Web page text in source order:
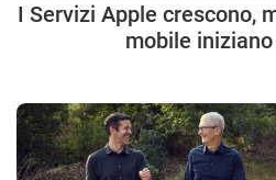
I Servizi Apple crescono,
mobile